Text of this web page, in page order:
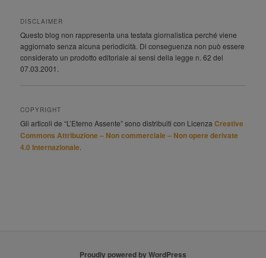
DISCLAIMER
Questo blog non rappresenta una testata giornalistica perché viene
aggiornato senza alcuna periodicità. Di conseguenza non può essere
considerato un prodotto editoriale ai sensi della legge n. 62 del
07.03.2001.
COPYRIGHT
Gli articoli de “L’Eterno Assente” sono distribuiti con LicenzaCreative
Commons Attribuzione – Non commerciale – Non opere derivate
4.0 Internazionale
Proudly powered by WordPress